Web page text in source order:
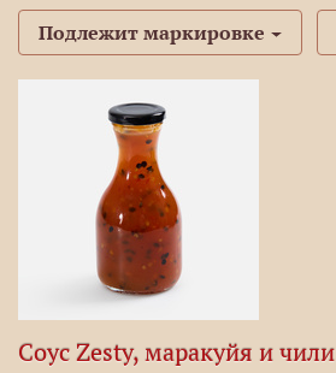
Подлежит маркировке
Соус Zesty, маракуйя и чили